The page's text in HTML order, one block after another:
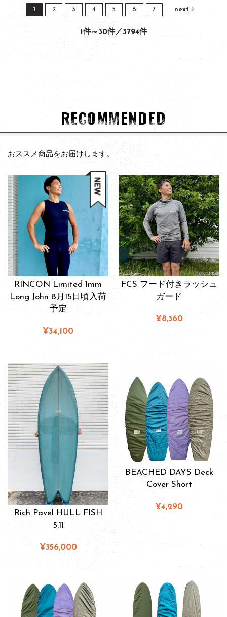
1 2 3 4 5 6 7 next
1件～30件／3794件
RECOMMENDED
おススメ商品をお届けします。
RINCON Limited 1mm
Long John 8月15日頃入荷
予定
¥34,100
FCS フード付きラッシュ
ガード
¥8,360
Rich Pavel HULL FISH
5.11
¥356,000
BEACHED DAYS Deck
Cover Short
¥4,290